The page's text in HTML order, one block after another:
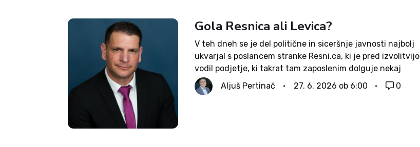
Gola Resnica ali Levica?
V teh dneh se je del politične in siceršnje javnosti najbolj
ukvarjal s poslancem stranke Resni.ca, ki je pred izvolitvijo
vodil podjetje, ki takrat tam zaposlenim dolguje nekaj
10.000 evrov denarja, bodisi njim osebno bodisi posredno
državi, ker ni plačevalo...
Aljuš Pertinač 27. 6. 2026 ob 6:00 0